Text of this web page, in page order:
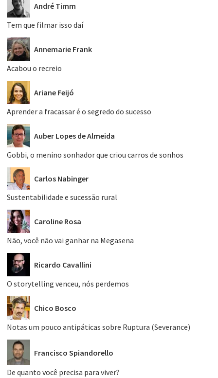
André Timm
Tem que filmar isso daí
Annemarie Frank
Acabou o recreio
Ariane Feijó
Aprender a fracassar é o segredo do sucesso
Auber Lopes de Almeida
Gobbi, o menino sonhador que criou carros de sonhos
Carlos Nabinger
Sustentabilidade e sucessão rural
Caroline Rosa
Não, você não vai ganhar na Megasena
Ricardo Cavallini
O storytelling venceu, nós perdemos
Chico Bosco
Notas um pouco antipáticas sobre Ruptura (Severance)
Francisco Spiandorello
De quanto você precisa para viver?